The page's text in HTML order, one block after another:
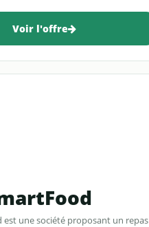
Voir l'offre
est une société proposant un repas